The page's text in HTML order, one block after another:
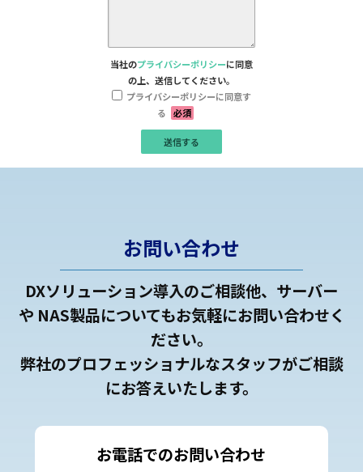
当社のプライバシーポリシーに同意
の上、送信してください。
プライバシーポリシーに同意す
る
必須
お問い合わせ
DXソリューション導入のご相談他、サーバー
や NAS製品についてもお気軽にお問い合わせく
ださい。
弊社のプロフェッショナルなスタッフがご相談
にお答えいたします。
お電話でのお問い合わせ